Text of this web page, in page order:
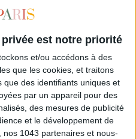
est notre priorité
et/ou accédons à des
que les cookies, et traitons
que des identifiants uniques et
par un appareil pour des
des mesures de publicité
et le développement de
nos 1043 partenaires et nous-
ENVIE DE SE TARTINER